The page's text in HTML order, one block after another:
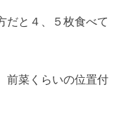
だと４、５枚食べて
前菜くらいの位置付